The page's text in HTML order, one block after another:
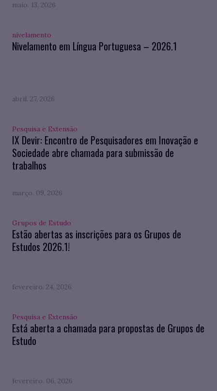
maio. 13, 2026
nivelamento
Nivelamento em Língua Portuguesa – 2026.1
abril. 27, 2026
Pesquisa e Extensão
IX Devir: Encontro de Pesquisadores em Inovação e
Sociedade abre chamada para submissão de
trabalhos
março. 09, 2026
Grupos de Estudo
Estão abertas as inscrições para os Grupos de
Estudos 2026.1!
fevereiro. 24, 2026
Pesquisa e Extensão
Está aberta a chamada para propostas de Grupos de
Estudo
fevereiro. 06, 2026